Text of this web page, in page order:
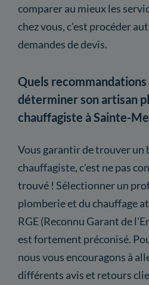
comparer au mieux les
chez vous, c'est procéder
demandes de devis.
Quels
déterminer son artisan
chauffagiste à Sainte-
Vous garantir de trouver un
chauffagiste, c'est ne pas
trouvé ! Sélectionner un
plomberie et du chauffage
RGE (Reconnu Garant de
est fortement préconisé.
nous vous encouragons à
différents avis et retours